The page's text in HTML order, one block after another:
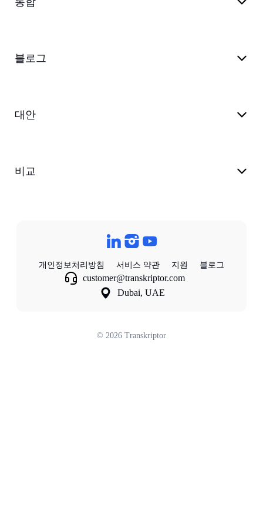
블로그
대안
비교
개인정보처리방침 서비스 약관 지원 블로그
customer@transkriptor.com
Dubai, UAE
© 2026 Transkriptor